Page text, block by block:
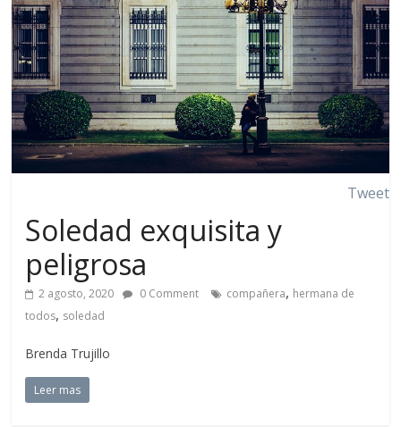
Tweet
Soledad exquisita y
peligrosa
2 agosto, 2020 0 Comment compañera, hermana de
todos, soledad
Brenda Trujillo
Leer mas